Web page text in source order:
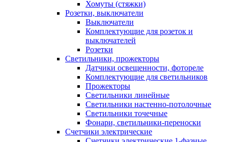
Хомуты (стяжки)
Розетки, выключатели
Выключатели
Комплектующие для розеток и
выключателей
Розетки
Светильники, прожекторы
Датчики освещенности, фотореле
Комплектующие для светильников
Прожекторы
Светильники линейные
Светильники настенно-потолочные
Светильники точечные
Фонари, светильники-переноски
Счетчики электрические